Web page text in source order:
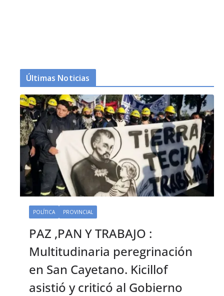
Últimas Noticias
POLÍTICA PROVINCIAL
PAZ ,PAN Y TRABAJO :
Multitudinaria peregrinación
en San Cayetano. Kicillof
asistió y criticó al Gobierno